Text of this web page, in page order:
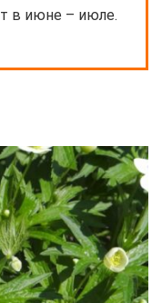
в июне – июле.